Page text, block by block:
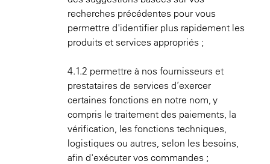
recherches précédentes pour vous
permettre d'identifier plus rapidement les
produits et services appropriés ;
4.1.2 permettre à nos fournisseurs et
prestataires de services d’exercer
certaines fonctions en notre nom, y
compris le traitement des paiements, la
vérification, les fonctions techniques,
logistiques ou autres, selon les besoins,
afin d'exécuter vos commandes ;